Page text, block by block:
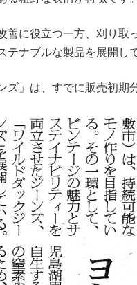
善に役立つ一方、刈り
テナブルな製品を展開し
ズ」は、すでに販売初期